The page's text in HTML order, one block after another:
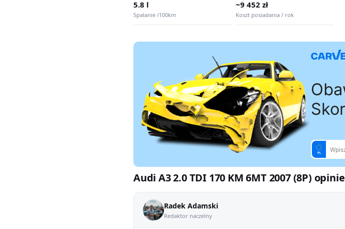
5.8 l
Spalanie /100km
~9 452 zł
Koszt posiadania / rok
Audi A3 2.0 TDI 170 KM 6MT 2007 (8P) opinie
Radek Adamski
Redaktor naczelny